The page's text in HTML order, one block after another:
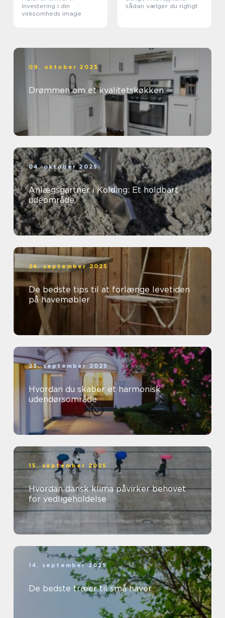
Investering i din
virksomheds image
sådan vælger du rigtigt
09. oktober 2025
Drømmen om et kvalitetskøkken
04. oktober 2025
Anlægsgartner i Kolding: Et holdbart
udeområde
24. september 2025
De bedste tips til at forlænge levetiden
på havemøbler
23. september 2025
Hvordan du skaber et harmonisk
udendørsområde
15. september 2025
Hvordan dansk klima påvirker behovet
for vedligeholdelse
14. september 2025
De bedste træer til små haver